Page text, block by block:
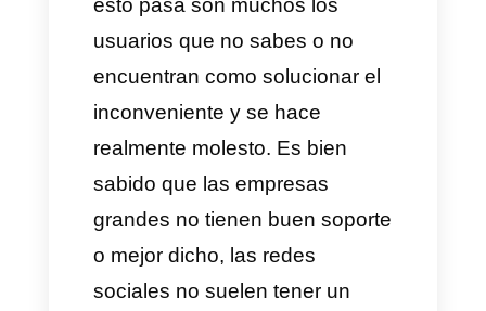
plataforma será realmente
molesta de usar?
A nosotros si nos ha pasado y
la verdad, no es una muy
buena experiencia, cuando
esto pasa son muchos los